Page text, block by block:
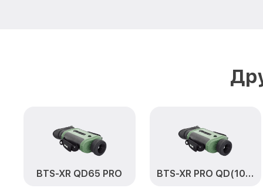
BTS-XR QD65 PRO BTS-XR PRO QD(100)